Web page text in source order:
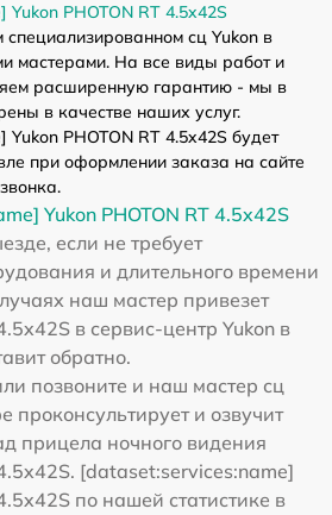
Yukon PHOTON RT 4.5x42S
сц Yukon в
мастерами. На все виды работ и
расширенную гарантию - мы в
в качестве наших услуг.
Yukon PHOTON RT 4.5x42S будет
при оформлении заказа на сайте
Yukon PHOTON RT 4.5x42S
если не требует
и длительного времени
наш мастер привезет
в сервис-центр Yukon в
обратно.
позвоните и наш мастер сц
проконсультирует и озвучит
прицела ночного видения
[dataset:services:name]
по нашей статистике в